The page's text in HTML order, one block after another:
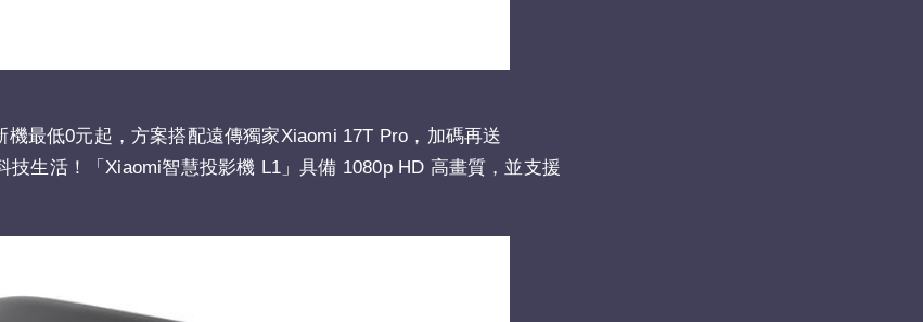
最低0元起，方案搭配遠傳獨家Xiaomi 17T Pro，加碼再送
技生活！「Xiaomi智慧投影機 L1」具備 1080p HD 高畫質，並支援